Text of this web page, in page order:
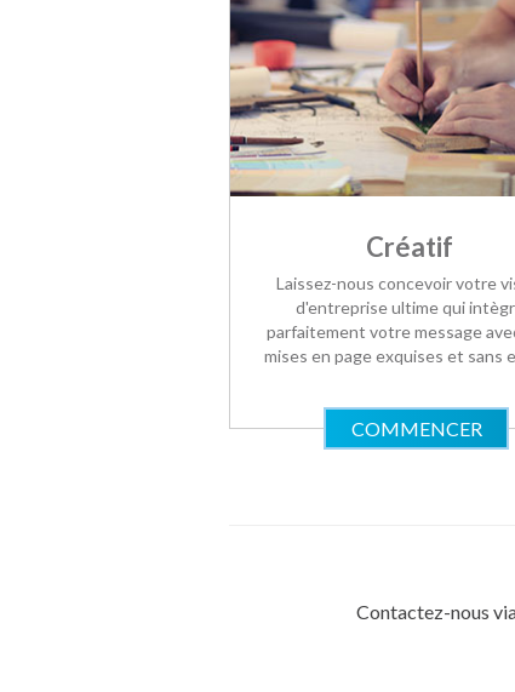
Créatif
Laissez-nous concevoir votre
d'entreprise ultime qui
parfaitement votre message
mises en page exquises et sans
COMMENCER
Contactez-nous